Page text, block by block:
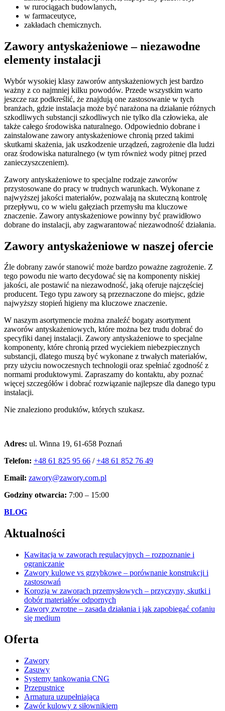
w rurociągach budowlanych,
w farmaceutyce,
zakładach chemicznych.
Zawory antyskażeniowe – niezawodne
elementy instalacji
Wybór wysokiej klasy zaworów antyskażeniowych jest bardzo
ważny z co najmniej kilku powodów. Przede wszystkim warto
jeszcze raz podkreślić, że znajdują one zastosowanie w tych
branżach, gdzie instalacja może być narażona na działanie różnych
szkodliwych substancji szkodliwych nie tylko dla człowieka, ale
także całego środowiska naturalnego. Odpowiednio dobrane i
zainstalowane zawory antyskażeniowe chronią przed takimi
skutkami skażenia, jak uszkodzenie urządzeń, zagrożenie dla ludzi
oraz środowiska naturalnego (w tym również wody pitnej przed
zanieczyszczeniem).
Zawory antyskażeniowe to specjalne rodzaje zaworów
przystosowane do pracy w trudnych warunkach. Wykonane z
najwyższej jakości materiałów, pozwalają na skuteczną kontrolę
przepływu, co w wielu gałęziach przemysłu ma kluczowe
znaczenie. Zawory antyskażeniowe powinny być prawidłowo
dobrane do instalacji, aby zagwarantować niezawodność działania.
Zawory antyskażeniowe w naszej ofercie
Źle dobrany zawór stanowić może bardzo poważne zagrożenie. Z
tego powodu nie warto decydować się na komponenty niskiej
jakości, ale postawić na niezawodność, jaką oferuje najczęściej
producent. Tego typu zawory są przeznaczone do miejsc, gdzie
najwyższy stopień higieny ma kluczowe znaczenie.
W naszym asortymencie można znaleźć bogaty asortyment
zaworów antyskażeniowych, które można bez trudu dobrać do
specyfiki danej instalacji. Zawory antyskażeniowe to specjalne
komponenty, które chronią przed wyciekiem niebezpiecznych
substancji, dlatego muszą być wykonane z trwałych materiałów,
przy użyciu nowoczesnych technologii oraz spełniać zgodność z
normami produktowymi. Zapraszamy do kontaktu, aby poznać
więcej szczegółów i dobrać rozwiązanie najlepsze dla danego typu
instalacji.
Nie znaleziono produktów, których szukasz.
Adres: ul. Winna 19, 61-658 Poznań
Telefon: +48 61 825 95 66 /+48 61 852 76 49
Email: zawory@zawory.com.pl
Godziny otwarcia: 7:00 – 15:00
BLOG
Aktualności
Kawitacja w zaworach regulacyjnych – rozpoznanie i
ograniczanie
Zawory kulowe vs grzybkowe – porównanie konstrukcji i
zastosowań
Korozja w zaworach przemysłowych – przyczyny, skutki i
dobór materiałów odpornych
Zawory zwrotne – zasada działania i jak zapobiegać cofaniu
się medium
Oferta
Zawory
Zasuwy
Systemy tankowania CNG
Przepustnice
Armatura uzupełniająca
Zawór kulowy z siłownikiem